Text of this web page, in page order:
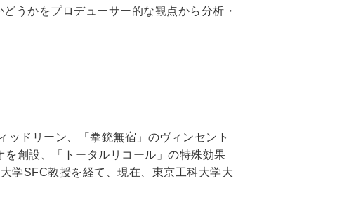
うかをプロデューサー的な観点から分析・
ッドリーン、「拳銃無宿」のヴィンセント
創設、「トータルリコール」の特殊効果
学SFC教授を経て、現在、東京工科大学大